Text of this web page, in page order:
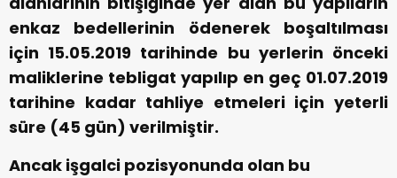
enkaz bedellerinin ödenerek boşaltılması
için 15.05.2019 tarihinde bu yerlerin önceki
maliklerine tebligat yapılıp en geç 01.07.2019
tarihine kadar tahliye etmeleri için yeterli
süre (45 gün) verilmiştir.
Ancak işgalci pozisyonunda olan bu